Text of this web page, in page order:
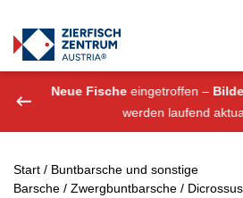
Zierfisch Aquarium Austria
Neue Fische eingetroffen –
werden laufend
Start / Buntbarsche und sonstige
Barsche / Zwergbuntbarsche /